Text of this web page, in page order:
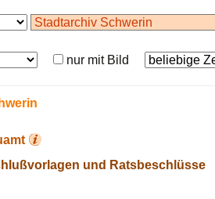
nur mit Bild
und Ratsbeschlüsse